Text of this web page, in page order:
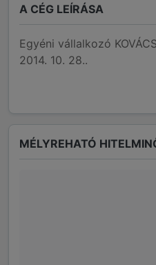
A CÉG LEÍRÁSA
Egyéni vállalkozó
2014. 10. 28..
MÉLYREHATÓ